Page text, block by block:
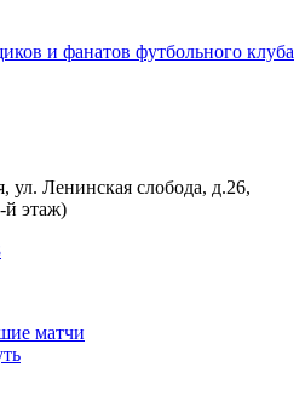
ул. Ленинская слобода, д.26,
этаж)
матчи